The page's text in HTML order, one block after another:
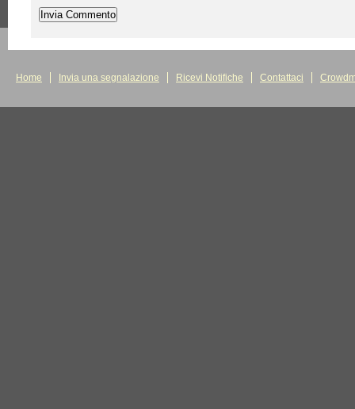
Home Invia una segnalazione Ricevi Notifiche Contattaci